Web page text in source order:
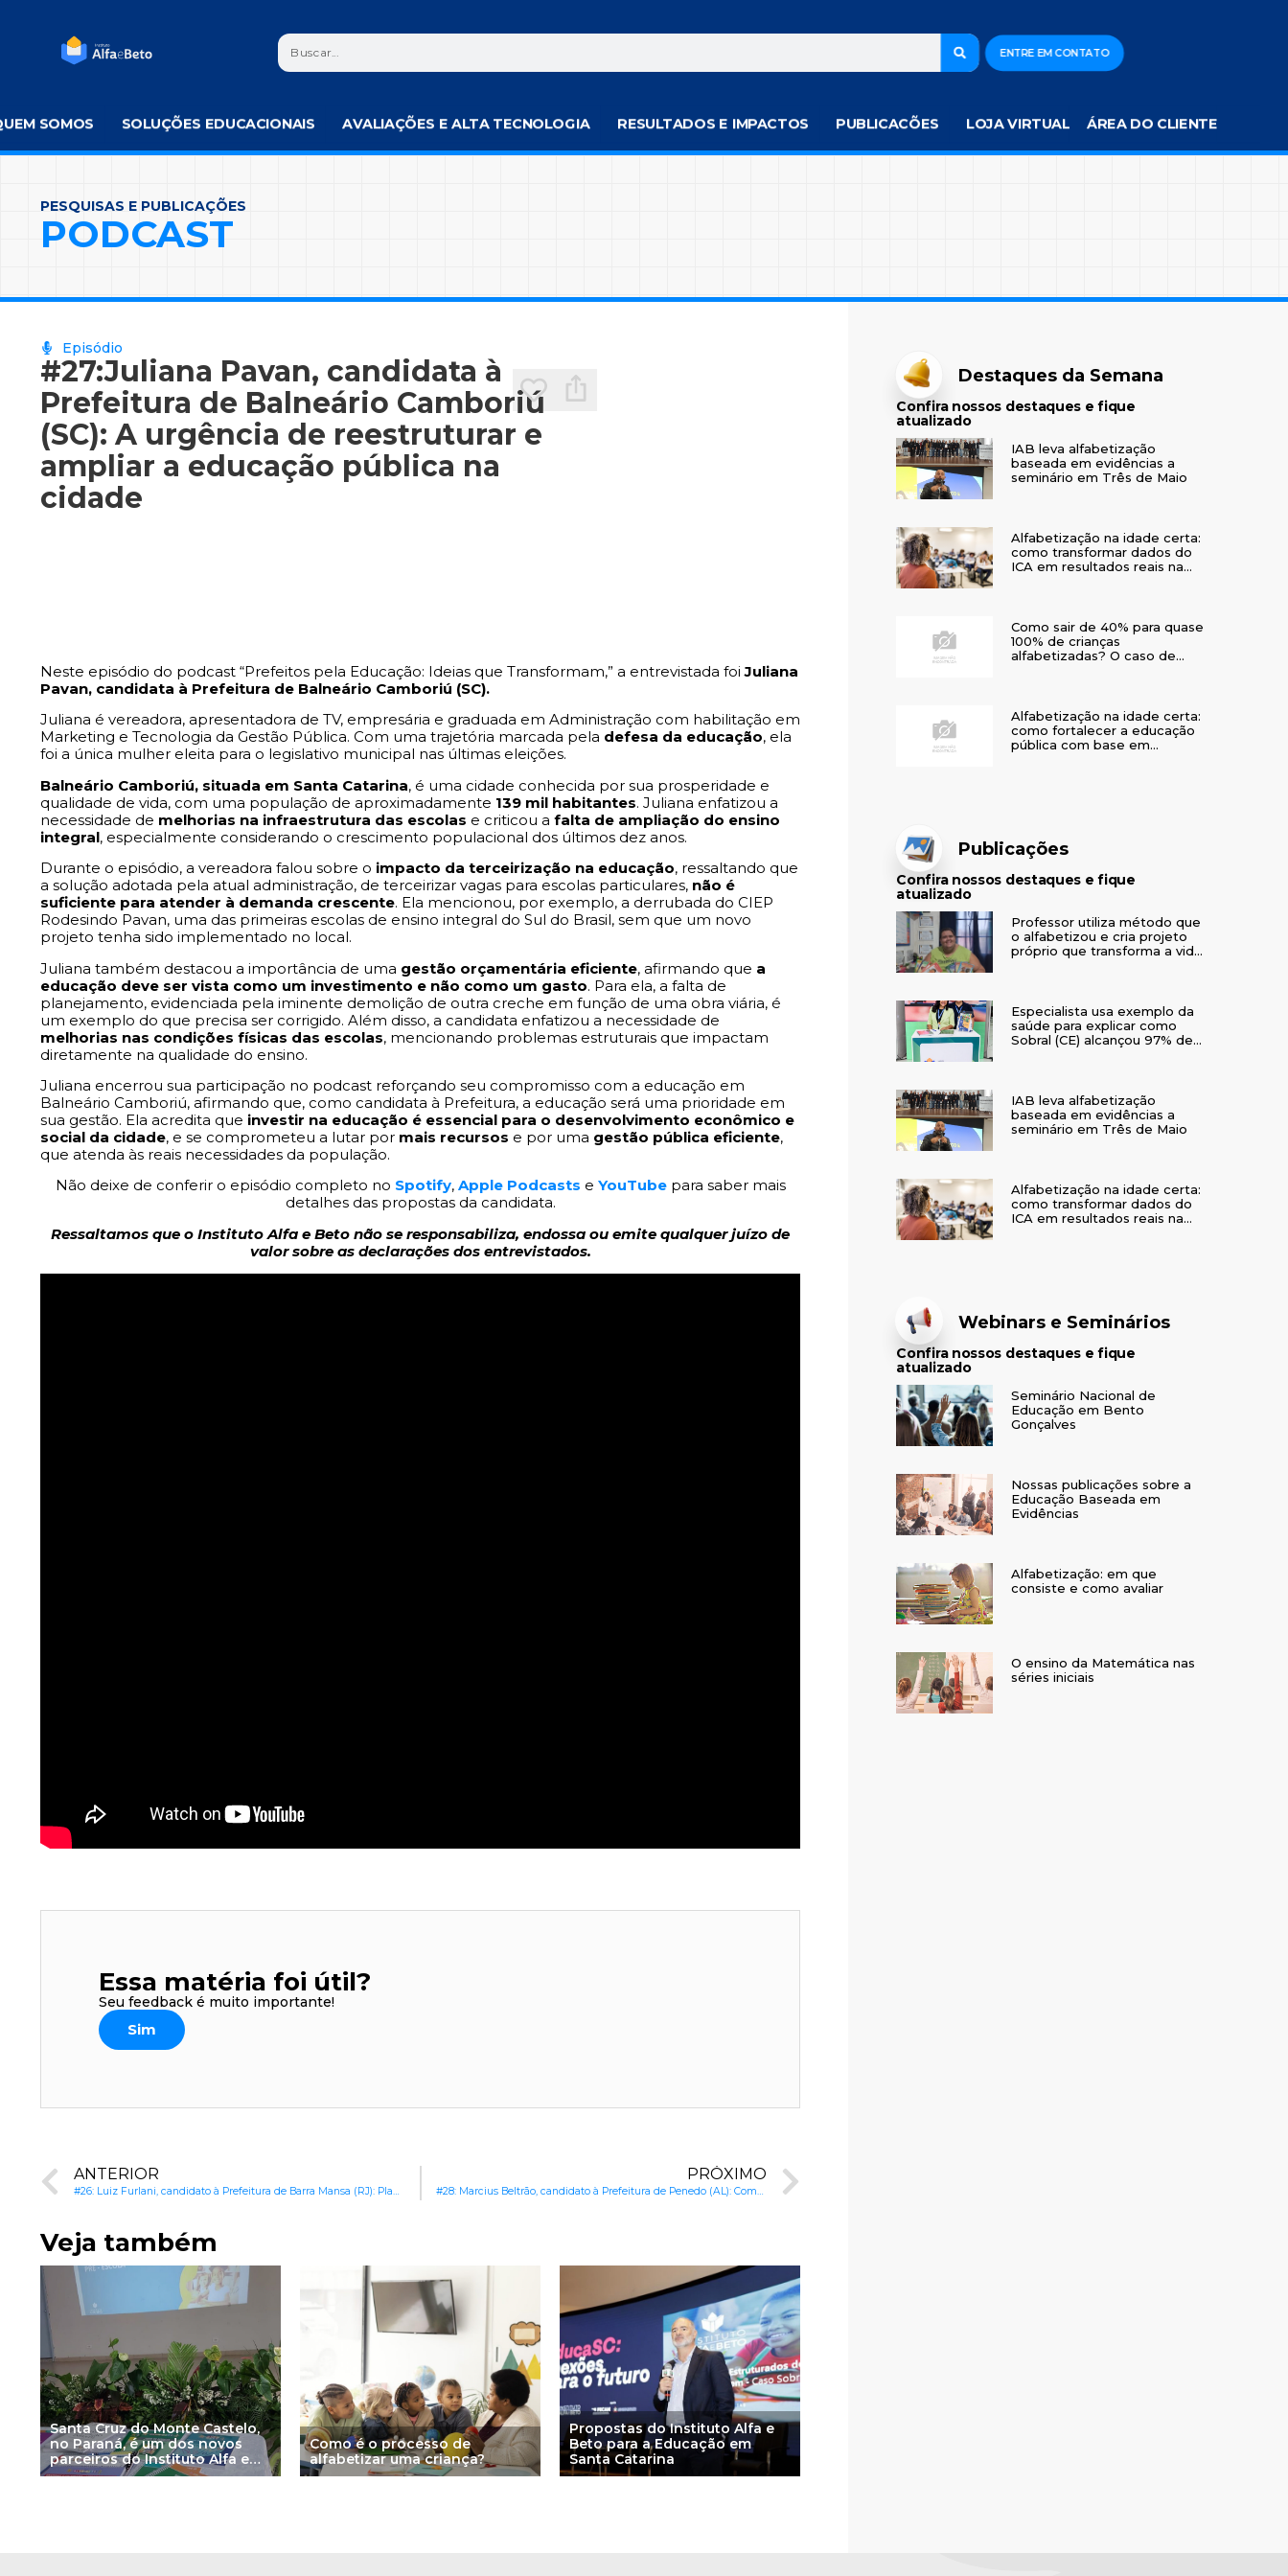
ENTRE EM CONTATO
SOMOS SOLUÇÕES EDUCACIONAIS AVALIAÇÕES E ALTA TECNOLOGIA RESULTADOS E IMPACTOS PUBLICACÕES LOJA VIRTUAL ÁREA DO CLIENTE
PESQUISAS E PUBLICAÇÕES
PODCAST
Episódio
#27:Juliana Pavan, candidata à
Prefeitura de Balneário Camboriú
(SC): A urgência de reestruturar e
ampliar a educação pública na
cidade
Neste episódio do podcast “Prefeitos pela Educação: Ideias que Transformam,” a entrevistada foiJuliana
Pavan, candidata à Prefeitura de Balneário Camboriú (SC).
Juliana é vereadora, apresentadora de TV, empresária e graduada em Administração com habilitação em
Marketing e Tecnologia da Gestão Pública. Com uma trajetória marcada pela defesa da educação, ela
foi a única mulher eleita para o legislativo municipal nas últimas eleições.
Balneário Camboriú, situada em Santa Catarina, é uma cidade conhecida por sua prosperidade e
qualidade de vida, com uma população de aproximadamente 139 mil habitantes. Juliana enfatizou a
necessidade de melhorias na infraestrutura das escolas e criticou a falta de ampliação do ensino
integral, especialmente considerando o crescimento populacional dos últimos dez anos.
Durante o episódio, a vereadora falou sobre o impacto da terceirização na educação, ressaltando que
a solução adotada pela atual administração, de terceirizar vagas para escolas particulares, não é
suficiente para atender à demanda crescente. Ela mencionou, por exemplo, a derrubada do CIEP
Rodesindo Pavan, uma das primeiras escolas de ensino integral do Sul do Brasil, sem que um novo
projeto tenha sido implementado no local.
Juliana também destacou a importância de uma gestão orçamentária eficiente, afirmando que a
educação deve ser vista como um investimento e não como um gasto. Para ela, a falta de
planejamento, evidenciada pela iminente demolição de outra creche em função de uma obra viária, é
um exemplo do que precisa ser corrigido. Além disso, a candidata enfatizou a necessidade de
melhorias nas condições físicas das escolas, mencionando problemas estruturais que impactam
diretamente na qualidade do ensino.
Juliana encerrou sua participação no podcast reforçando seu compromisso com a educação em
Balneário Camboriú, afirmando que, como candidata à Prefeitura, a educação será uma prioridade em
sua gestão. Ela acredita que investir na educação é essencial para o desenvolvimento econômico e
social da cidade, e se comprometeu a lutar por mais recursos e por uma gestão pública eficiente,
que atenda às reais necessidades da população.
Não deixe de conferir o episódio completo no Spotify, Apple Podcasts e YouTube para saber mais
detalhes das propostas da candidata.
Ressaltamos que o Instituto Alfa e Beto não se responsabiliza, endossa ou emite qualquer juízo de
valor sobre as declarações dos entrevistados.
Essa matéria foi útil?
Seu feedback é muito importante!
Sim
ANTERIOR
#26: Luiz Furlani, candidato à Prefeitura de Barra Mansa (RJ): Planejamento educacional e escolas vocacionadas
PRÓXIMO
#28: Marcius Beltrão, candidato à Prefeitura de Penedo (AL): Combate ao analfabetismo e inclusão social na educação
Veja também
Santa Cruz do Monte Castelo,
no Paraná, é um dos novos
parceiros do Instituto Alfa e
Beto em 2025
Como é o processo de
alfabetizar uma criança?
Propostas do Instituto Alfa e
Beto para a Educação em
Santa Catarina
Destaques da Semana
Confira nossos destaques e fique
atualizado
IAB leva alfabetização
baseada em evidências a
seminário em Três de Maio
Alfabetização na idade certa:
como transformar dados do
ICA em resultados reais na
Como sair de 40% para quase
100% de crianças
alfabetizadas? O caso de
Alfabetização na idade certa:
como fortalecer a educação
pública com base em
Publicações
Confira nossos destaques e fique
atualizado
Professor utiliza método que
o alfabetizou e cria projeto
próprio que transforma a vida
Especialista usa exemplo da
saúde para explicar como
Sobral (CE) alcançou 97% de
IAB leva alfabetização
baseada em evidências a
seminário em Três de Maio
Alfabetização na idade certa:
como transformar dados do
ICA em resultados reais na
Webinars e Seminários
Confira nossos destaques e fique
atualizado
Seminário Nacional de
Educação em Bento
Gonçalves
Nossas publicações sobre a
Educação Baseada em
Evidências
Alfabetização: em que
consiste e como avaliar
O ensino da Matemática nas
séries iniciais